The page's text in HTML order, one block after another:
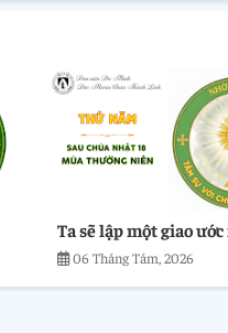
Ta sẽ lập một giao
06 Tháng Tám, 2026